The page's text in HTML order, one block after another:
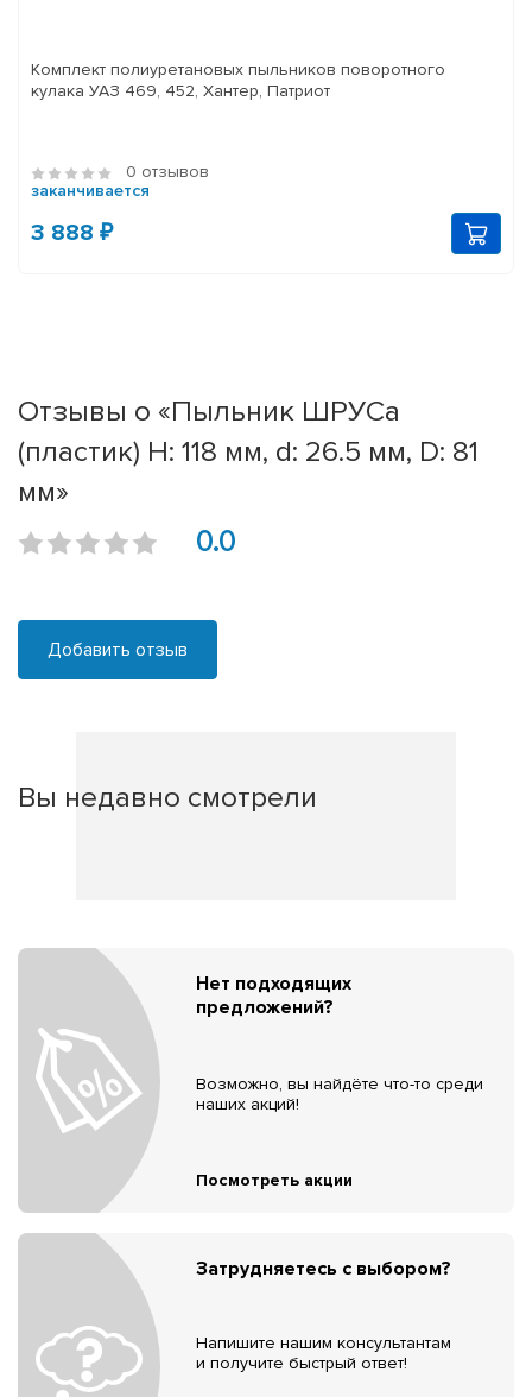
Комплект полиуретановых пыльников поворотного
кулака УАЗ 469, 452, Хантер, Патриот
0 отзывов
заканчивается
3 888 ₽
Отзывы о «Пыльник ШРУСа
(пластик) H: 118 мм, d: 26.5 мм, D: 81
мм»
0.0
Добавить отзыв
Вы недавно смотрели
Нет подходящих
предложений?
Возможно, вы найдёте что-то среди
наших акций!
Посмотреть акции
Затрудняетесь с выбором?
Напишите нашим консультантам
и получите быстрый ответ!